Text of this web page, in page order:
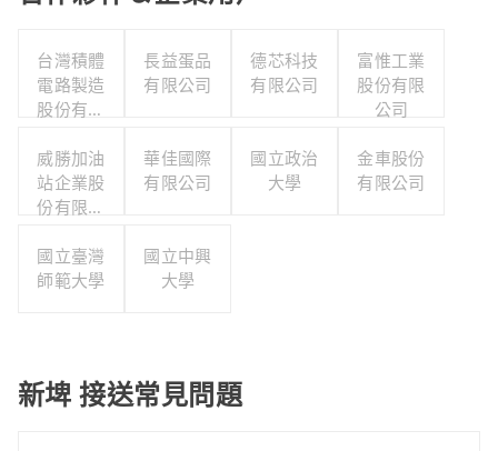
台灣積體
電路製造
股份有限
長益蛋品
有限公司
德芯科技
有限公司
富惟工業
股份有限
公司
威勝加油
站企業股
份有限公
華佳國際
有限公司
國立政治
大學
金車股份
有限公司
國立臺灣
師範大學
國立中興
大學
新埤 接送常見問題